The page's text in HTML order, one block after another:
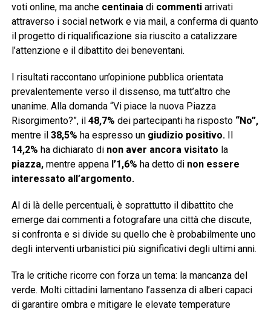
voti online, ma anche centinaiadi commentiarrivati
attraverso i social network e via mail, a conferma di quanto
il progetto di riqualificazione sia riuscito a catalizzare
l’attenzione e il dibattito dei beneventani.
I risultati raccontano un’opinione pubblica orientata
prevalentemente verso il dissenso, ma tutt’altro che
unanime. Alla domanda “Vi piace la nuova Piazza
Risorgimento?”, il 48,7% dei partecipanti ha risposto “No”,
mentre il 38,5% ha espresso un giudizio positivo.Il
14,2% ha dichiarato di non aver ancora visitato la
piazza,mentre appena l’1,6% ha detto di non essere
interessato all’argomento.
Al di là delle percentuali, è soprattutto il dibattito che
emerge dai commenti a fotografare una città che discute,
si confronta e si divide su quello che è probabilmente uno
degli interventi urbanistici più significativi degli ultimi anni.
Tra le critiche ricorre con forza un tema: la mancanza del
verde. Molti cittadini lamentano l’assenza di alberi capaci
di garantire ombra e mitigare le elevate temperature